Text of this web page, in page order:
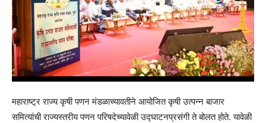
महाराष्ट्र राज्य कृषी पणन मंडळाच्यावतीने आयोजित कृषी उत्पन्न बाजार
समित्यांची राज्यस्तरीय पणन परिषदेच्यावेळी उद्घाटनप्रसंगी ते बोलत होते. यावेळी